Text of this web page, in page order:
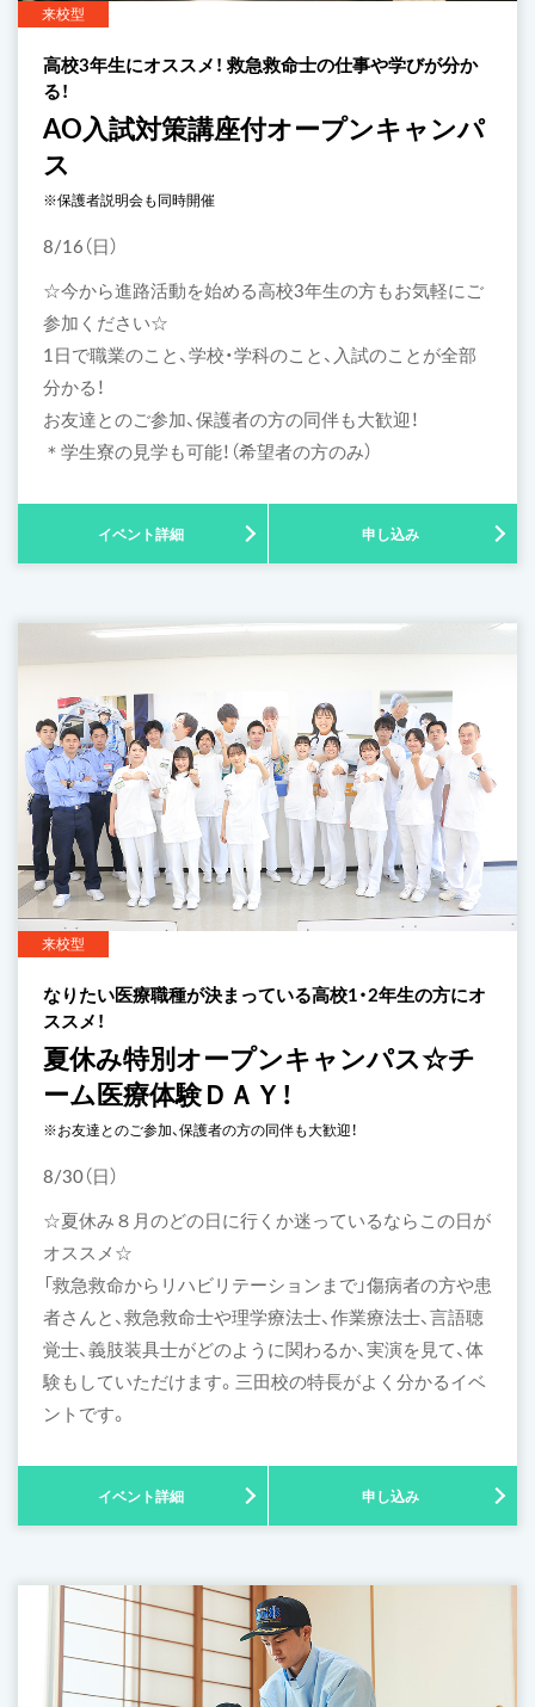
来校型
高校3年生にオススメ！ 救急救命士の仕事や学びが分か
る！
AO入試対策講座付オープンキャンパ
ス
※保護者説明会も同時開催
8/16（日）
☆今から進路活動を始める高校3年生の方もお気軽にご
参加ください☆
1日で職業のこと、学校・学科のこと、入試のことが全部
分かる！
お友達とのご参加、保護者の方の同伴も大歓迎！
＊学生寮の見学も可能！（希望者の方のみ）
イベント詳細 申し込み
来校型
なりたい医療職種が決まっている高校1・2年生の方にオ
ススメ！
夏休み特別オープンキャンパス☆チ
ーム医療体験ＤＡＹ！
※お友達とのご参加、保護者の方の同伴も大歓迎！
8/30（日）
☆夏休み８月のどの日に行くか迷っているならこの日が
オススメ☆
「救急救命からリハビリテーションまで」傷病者の方や患
者さんと、救急救命士や理学療法士、作業療法士、言語聴
覚士、義肢装具士がどのように関わるか、実演を見て、体
験もしていただけます。三田校の特長がよく分かるイベ
ントです。
イベント詳細 申し込み